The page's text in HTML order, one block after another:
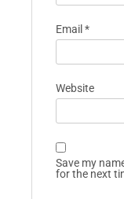
Email *
Website
Save my
for the next